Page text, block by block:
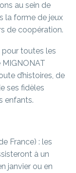
au sein de
la forme de jeux
de coopération.
pour toutes les
MIGNONAT
d’histoires, de
ses fidèles
enfants.
France) : les
à un
janvier ou en